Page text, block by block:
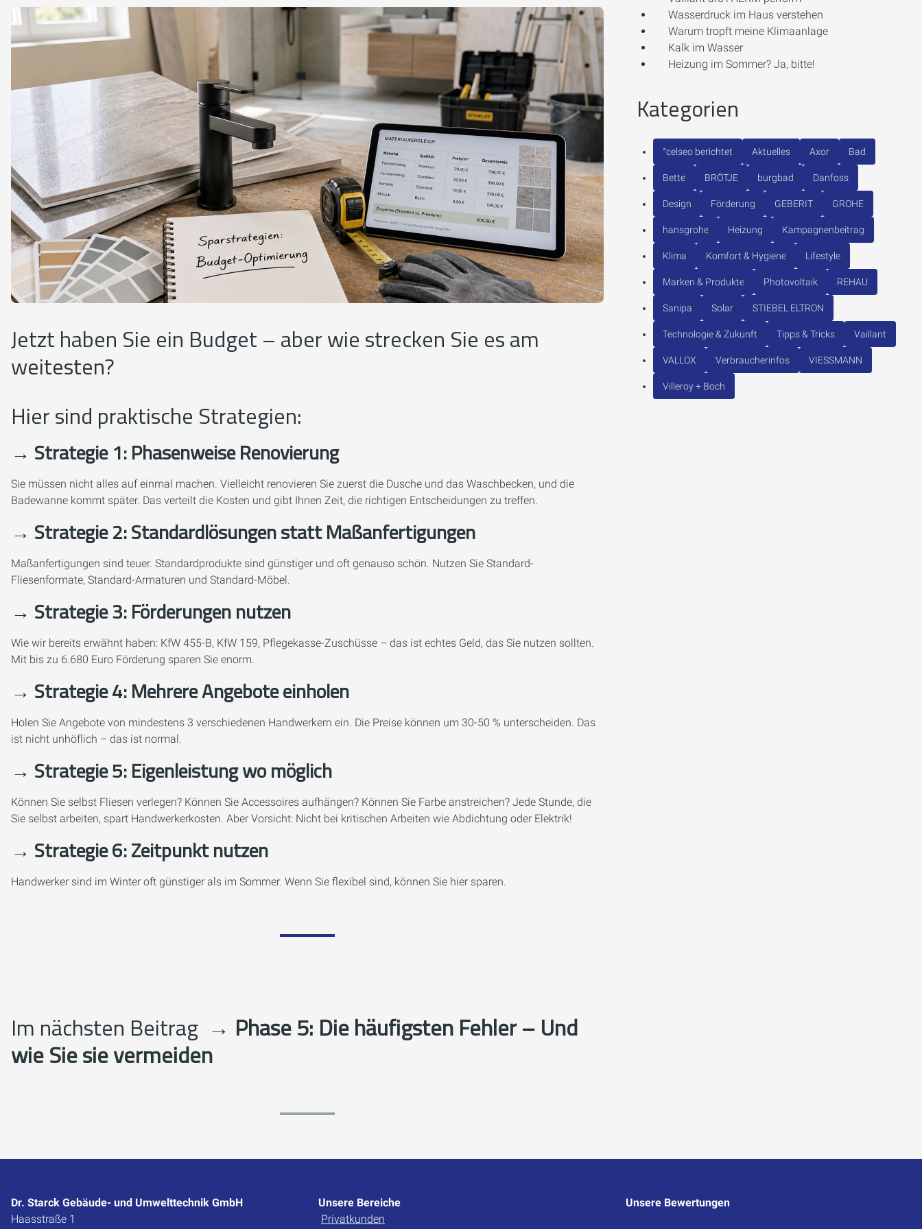
Jetzt haben Sie ein Budget – aber wie strecken Sie es am
weitesten?
Hier sind praktische Strategien:
→ Strategie 1: Phasenweise Renovierung
Sie müssen nicht alles auf einmal machen. Vielleicht renovieren Sie zuerst die Dusche und das Waschbecken, und die
Badewanne kommt später. Das verteilt die Kosten und gibt Ihnen Zeit, die richtigen Entscheidungen zu treffen.
→ Strategie 2: Standardlösungen statt Maßanfertigungen
Maßanfertigungen sind teuer. Standardprodukte sind günstiger und oft genauso schön. Nutzen Sie Standard-
Fliesenformate, Standard-Armaturen und Standard-Möbel.
→ Strategie 3: Förderungen nutzen
Wie wir bereits erwähnt haben: KfW 455-B, KfW 159, Pflegekasse-Zuschüsse – das ist echtes Geld, das Sie nutzen sollten.
Mit bis zu 6.680 Euro Förderung sparen Sie enorm.
→ Strategie 4: Mehrere Angebote einholen
Holen Sie Angebote von mindestens 3 verschiedenen Handwerkern ein. Die Preise können um 30-50 % unterscheiden. Das
ist nicht unhöflich – das ist normal.
→ Strategie 5: Eigenleistung wo möglich
Können Sie selbst Fliesen verlegen? Können Sie Accessoires aufhängen? Können Sie Farbe anstreichen? Jede Stunde, die
Sie selbst arbeiten, spart Handwerkerkosten. Aber Vorsicht: Nicht bei kritischen Arbeiten wie Abdichtung oder Elektrik!
→ Strategie 6: Zeitpunkt nutzen
Handwerker sind im Winter oft günstiger als im Sommer. Wenn Sie flexibel sind, können Sie hier sparen.
Im nächsten Beitrag → Phase 5: Die häufigsten Fehler – Und
wie Sie sie vermeiden
Wasserdruck im Haus verstehen
Warum tropft meine Klimaanlage
Kalk im Wasser
Heizung im Sommer? Ja, bitte!
Kategorien
°celseo berichtet Aktuelles Axor Bad
Bette BRÖTJE burgbad Danfoss
Design Förderung GEBERIT GROHE
hansgrohe Heizung Kampagnenbeitrag
Klima Komfort & Hygiene Lifestyle
Marken & Produkte Photovoltaik REHAU
Sanipa Solar STIEBEL ELTRON
Technologie & Zukunft Tipps & Tricks Vaillant
VALLOX Verbraucherinfos VIESSMANN
Villeroy + Boch
Dr. Starck Gebäude- und Umwelttechnik GmbH
Haasstraße 1
Unsere Bereiche
Privatkunden
Unsere Bewertungen